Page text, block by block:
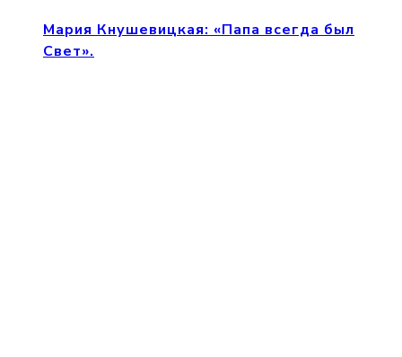
Мария Кнушевицкая: «Папа всегда был
Свет».